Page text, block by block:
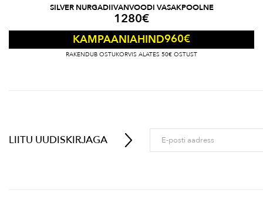
SILVER NURGADIIVANVOODI VASAKPOOLNE
1280€
KAMPAANIAHIND960€
RAKENDUB OSTUKORVIS ALATES 50€ OSTUST
LIITU UUDISKIRJAGA